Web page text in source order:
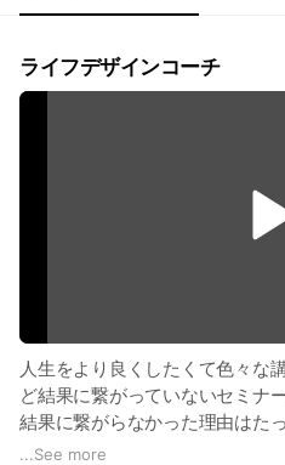
ライフデザインコーチ
人生をより良くしたくて色々な
ど結果に繋がっていないセミナ
結果に繋がらなかった理由はた
「プレゼント」と送信してくれ
...See more